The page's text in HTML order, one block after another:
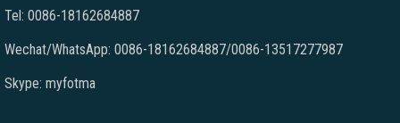
Tel: 0086-18162684887
Wechat/WhatsApp: 0086-18162684887/0086-13517277987
Skype: myfotma